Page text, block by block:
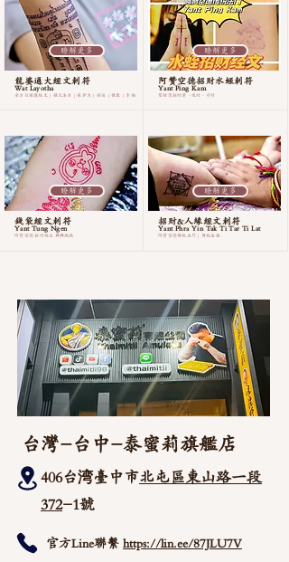
瞭解更多
龍婆通大經文刺符
Wat Layotha
全方位保護經文 | 强大法力 | 保护力 | 好运 | 健康 | 幸福
瞭解更多
錢袋經文刺符
Yant Tung Ngen
阿贊空德 招財經文 興興瑞瑞
瞭解更多
阿贊空德招財水蛭刺符
Yant Ping Kam
幫助您招財運、吸財、守財
瞭解更多
招財&人緣經文刺符
Yant Phra Yin Tak Ti Tar Ti Lat
阿贊空德傳統法門 | 傳統法脈
台灣-台中-泰蜜莉旗艦店
406台湾臺中市北屯區東山路一段
372-1號
官方Line聯繫 https://lin.ee/87JLU7V